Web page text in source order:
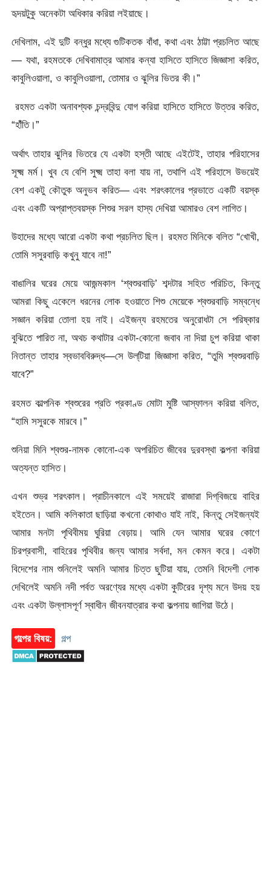
হৃদয়টুকু অনেকটা অধিকার করিয়া লইয়াছে।
দেখিলাম, এই দুটি বন্ধুর মধ্যে গুটিকতক বাঁধা, কথা এবং ঠাট্টা প্রচলিত আছে
— যথা, রহমতকে দেখিবামাত্র আমার কন্যা হাসিতে হাসিতে জিজ্ঞাসা করিত,
কাবুলিওয়ালা, ও কাবুলিওয়ালা, তােমার ও ঝুলির ভিতর কী।”
রহমত একটা অনাবশ্যক চন্দ্রবিন্দু যােগ করিয়া হাসিতে হাসিতে উত্তর করিত,
“হাঁঁতি।”
অর্থাৎ তাহার ঝুলির ভিতরে যে একটা হস্তী আছে এইটেই, তাহার পরিহাসের
সূক্ষ্ম মর্ম। খুব যে বেশি সুক্ষ্ম তাহা বলা যায় না, তথাপি এই পরিহাসে উভয়েই
বেশ একটু কৌতুক অনুভব করিত— এবং শরৎকালের প্রভাতে একটি বয়স্ক
এবং একটি অপ্রাপ্তবয়স্ক শিশুর সরল হাস্য দেখিয়া আমারও বেশ লাগিত।
উহাদের মধ্যে আরো একটা কথা প্রচলিত ছিল। রহমত মিনিকে বলিত “খোখী,
তােমি সসুরবাড়ি কখুনু যাবে না!”
বাঙালির ঘরের মেয়ে আজন্মকাল ‘শ্বশুরবাড়ি’ শব্দটার সহিত পরিচিত, কিন্তু
আমরা কিছু একেলে ধরনের লােক হওয়াতে শিশু মেয়েকে শ্বশুরবাড়ি সম্বন্ধে
সজ্ঞান করিয়া তোলা হয় নাই। এইজন্য রহমতের অনুরোধটা সে পরিষ্কার
বুঝিতে পারিত না, অথচ কথাটার একটা-কোনাে জবাব না দিয়া চুপ করিয়া থাকা
নিতান্ত তাহার স্বভাববিরুদ্ধ—সে উল্‌টিয়া জিজ্ঞাসা করিত, “তুমি শ্বশুরবাড়ি
যাবে?”
রহমত কাল্পনিক শ্বশুরের প্রতি প্রকাণ্ড মােটা মুষ্টি আস্ফালন করিয়া বলিত,
“হামি সসুরকে মারবে।”
শুনিয়া মিনি শ্বশুর-নামক কোনো-এক অপরিচিত জীবের দুরবস্থা কল্পনা করিয়া
অত্যন্ত হাসিত।
এখন শুভ্র শরৎকাল। প্রাচীনকালে এই সময়েই রাজারা দিগ্‌বিজয়ে বাহির
হইতেন। আমি কলিকাতা ছাড়িয়া কখনাে কোথাও যাই নাই, কিন্তু সেইজন্যই
আমার মনটা পৃথিবীময় ঘুরিয়া বেড়ায়। আমি যেন আমার ঘরের কোণে
চিরপ্রবাসী, বাহিরের পৃথিবীর জন্য আমার সর্বদা, মন কেমন করে। একটা
বিদেশের নাম শুনিলেই অমনি আমার চিত্ত ছুটিয়া যায়, তেমনি বিদেশী লােক
দেখিলেই অমনি নদী পর্বত অরণ্যের মধ্যে একটা কুটিরের দৃশ্য মনে উদয় হয়
এবং একটা উল্লাসপূর্ণ স্বাধীন জীবনযাত্রার কথা কল্পনায় জাগিয়া উঠে।
গল্পের বিষয়: গল্প